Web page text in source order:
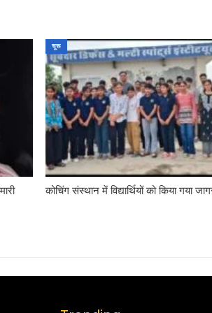
चूरू
कोचिंग संस्थान में विद्यार्थियों को किया गया